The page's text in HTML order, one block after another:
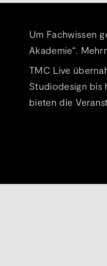
Um Fachwissen
Akademie“.
TMC Live
Studiodesign bis
bieten die